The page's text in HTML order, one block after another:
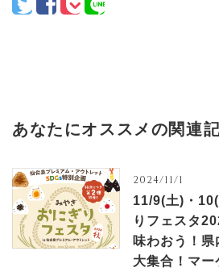
あなたにオススメの関連
2024/11/1
11/9(土)・
りフェスタ
味わおう！
大集合！マー